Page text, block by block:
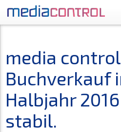
media
Buchverkauf
Halbjahr
stabil.